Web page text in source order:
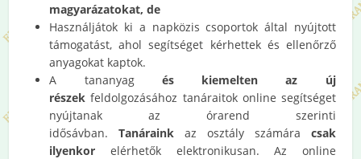
magyarázatokat, de
Használjátok ki a napközis csoportok által nyújtott
támogatást, ahol segítséget kérhettek és ellenőrző
anyagokat kaptok.
A tananyag és kiemelten az új
részek feldolgozásához tanáraitok online segítséget
nyújtanak az órarend szerinti
idősávban.Tanárainkaz osztály számára csak
ilyenkor elérhetők elektronikusan. Az online